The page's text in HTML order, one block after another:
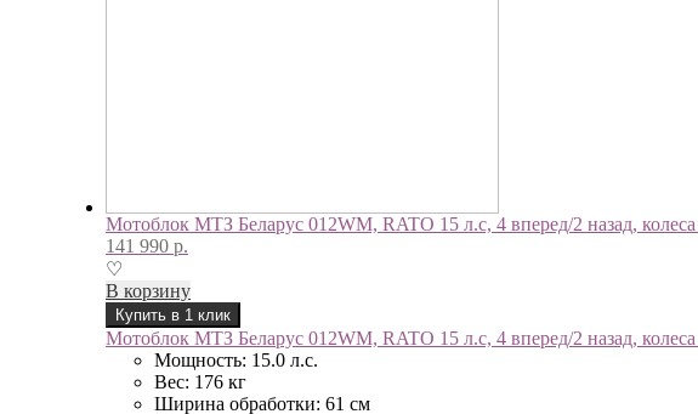
Мотоблок МТЗ Беларус 012WM, RATO 15 л.с, 4 вперед/2 назад,
141 990 р.
♡
В корзину
Купить в 1 клик
Мотоблок МТЗ Беларус 012WM, RATO 15 л.с, 4 вперед/2 назад,
Мощность: 15.0 л.с.
Вес: 176 кг
Ширина обработки: 61 см